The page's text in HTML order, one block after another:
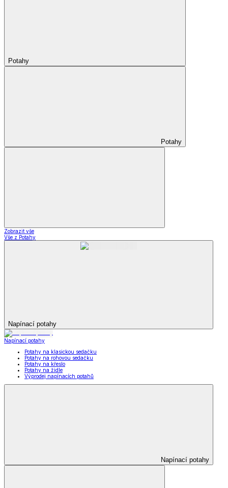
Potahy
Potahy
Zobrazit vše
Vše z Potahy
Napínací potahy
Napínací potahy
Potahy na klasickou sedačku
Potahy na rohovou sedačku
Potahy na křeslo
Potahy na židle
Výprodej napínacích potahů
Napínací potahy